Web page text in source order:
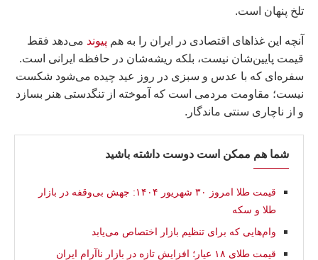
تلخ پنهان است.
آنچه این غذاهای اقتصادی در ایران را به هم پیوند می‌دهد فقط
قیمت پایین‌شان نیست، بلکه ریشه‌شان در حافظه ایرانی است.
سفره‌ای که با عدس و سبزی در روز عید چیده می‌شود شکست
نیست؛ مقاومت مردمی است که آموخته از تنگدستی هنر بسازد
و از ناچاری سنتی ماندگار.
شما هم ممکن است دوست داشته باشید
قیمت طلا امروز ۳۰ شهریور ۱۴۰۴: جهش بی‌وقفه در بازار
طلا و سکه
وام‌هایی که برای تنظیم بازار اختصاص می‌یابد
قیمت طلای ۱۸ عیار؛ افزایش تازه در بازار ناآرام ایران